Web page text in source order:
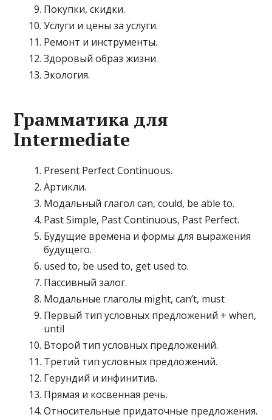
Покупки, скидки.
Услуги и цены за услуги.
Ремонт и инструменты.
Здоровый образ жизни.
Экология.
Грамматика для
Intermediate
Present Perfect Continuous.
Артикли.
Модальный глагол can, could, be able to.
Past Simple, Past Continuous, Past Perfect.
Будущие времена и формы для выражения
будущего.
used to, be used to, get used to.
Пассивный залог.
Модальные глаголы might, can’t, must
Первый тип условных предложений + when,
until
Второй тип условных предложений.
Третий тип условных предложений.
Герундий и инфинитив.
Прямая и косвенная речь.
Относительные придаточные предложения.